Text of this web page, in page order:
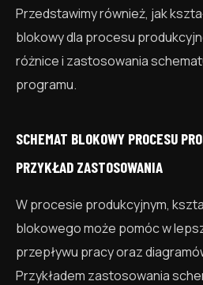
Przedstawimy również, jak
blokowy dla procesu
różnice i zastosowania
programu.
SCHEMAT BLOKOWY PROCESU
PRZYKŁAD ZASTOSOWANIA
W procesie produkcyjnym,
blokowego może pomóc w
przepływu pracy oraz
Przykładem zastosowania